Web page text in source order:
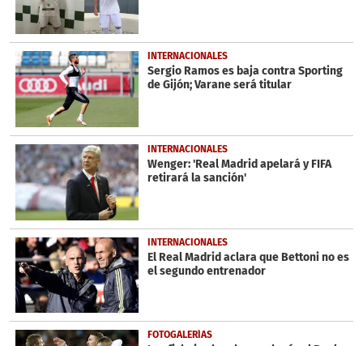
INTERNACIONALES
Sergio Ramos es baja contra Sporting
de Gijón; Varane será titular
INTERNACIONALES
Wenger: 'Real Madrid apelará y FIFA
retirará la sanción'
INTERNACIONALES
El Real Madrid aclara que Bettoni no es
el segundo entrenador
FOTOGALERÍAS